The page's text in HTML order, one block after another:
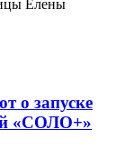
Елены
о запуске
«СОЛО+»